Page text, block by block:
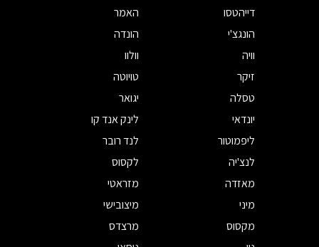
דייהטסו
האמר
הונגצ'י
הונדה
וויה
וולוו
זיקר
טויוטה
טסלה
יגואר
יונדאי
לינק אנד קו
ליפמוטור
לנד רובר
לנצ'יה
לקסוס
מאזדה
מזראטי
מיני
מיצובישי
מקסוס
מרצדס